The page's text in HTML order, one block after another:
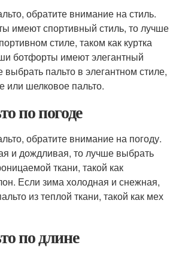
обратите внимание на стиль.
имеют спортивный стиль, то лучше
стиле, таком как куртка
ботфорты имеют элегантный
пальто в элегантном стиле,
или шелковое пальто.
по погоде
обратите внимание на погоду.
и дождливая, то лучше выбрать
ткани, такой как
Если зима холодная и снежная,
из теплой ткани, такой как мех
по длине